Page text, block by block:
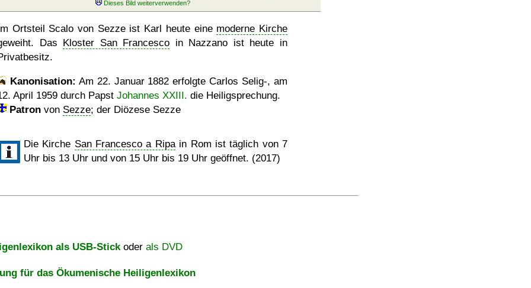
Ortsteil Scalo von Sezze ist Karl heute eine moderne Kirche
Das Kloster San Francesco in Nazzano ist heute in
Kanonisation: Am 22. Januar 1882 erfolgte Carlos Selig-, am
April 1959 durch Papst Johannes XXIII. die Heiligsprechung.
Patron von Sezze; der Diözese Sezze
Die Kirche San Francesco a Ripain Rom ist täglich von 7
Uhr bis 13 Uhr und von 15 Uhr bis 19 Uhr geöffnet. (2017)
als USB-Stickoder als DVD
für das Ökumenische Heiligenlexikon